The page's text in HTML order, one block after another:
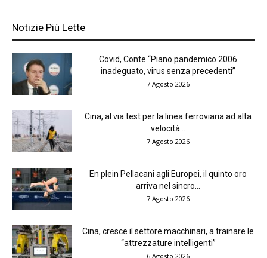
Notizie Più Lette
Covid, Conte “Piano pandemico 2006
inadeguato, virus senza precedenti”
7 Agosto 2026
Cina, al via test per la linea ferroviaria ad alta
velocità...
7 Agosto 2026
En plein Pellacani agli Europei, il quinto oro
arriva nel sincro...
7 Agosto 2026
Cina, cresce il settore macchinari, a trainare le
“attrezzature intelligenti”
6 Agosto 2026